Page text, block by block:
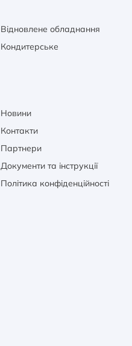
Відновлене обладнання
Кондитерське
Новини
Контакти
Партнери
Документи та інструкції
Політика конфіденційності